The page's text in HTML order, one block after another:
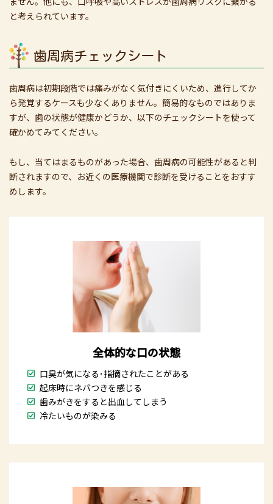
と考えられています。
歯周病チェックシート
歯周病は初期段階では痛みがなく気付きにくいため、進行してか
ら発覚するケースも少なくありません。簡易的なものではありま
すが、歯の状態が健康かどうか、以下のチェックシートを使って
確かめてみてください。
もし、当てはまるものがあった場合、歯周病の可能性があると判
断されますので、お近くの医療機関で診断を受けることをおすす
めします。
全体的な口の状態
口臭が気になる･指摘されたことがある
起床時にネバつきを感じる
歯みがきをすると出血してしまう
冷たいものが染みる